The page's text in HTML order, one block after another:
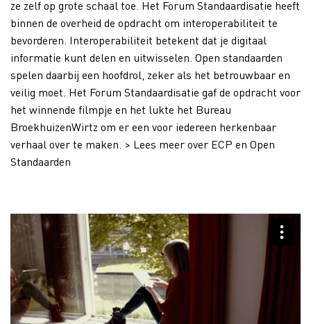
ze zelf op grote schaal toe. Het Forum Standaardisatie heeft
binnen de overheid de opdracht om interoperabiliteit te
bevorderen. Interoperabiliteit betekent dat je digitaal
informatie kunt delen en uitwisselen. Open standaarden
spelen daarbij een hoofdrol, zeker als het betrouwbaar en
veilig moet. Het Forum Standaardisatie gaf de opdracht voor
het winnende filmpje en het lukte het Bureau
BroekhuizenWirtz om er een voor iedereen herkenbaar
verhaal over te maken. > Lees meer over ECP en Open
Standaarden